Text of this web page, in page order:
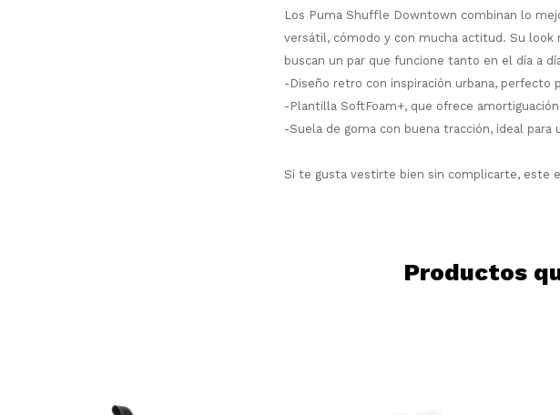
Los Puma Shuffle Downtown combinan lo
versátil, cómodo y con mucha actitud. Su look
buscan un par que funcione tanto en el día a
-Diseño retro con inspiración urbana, perfecto
-Plantilla SoftFoam+, que ofrece
-Suela de goma con buena tracción, ideal para
Si te gusta vestirte bien sin complicarte, este
Productos
Comprá en
en 12
*
Verifica si
Cédula de
Estás
¡Tenés
* sujeto a
el
Por favor